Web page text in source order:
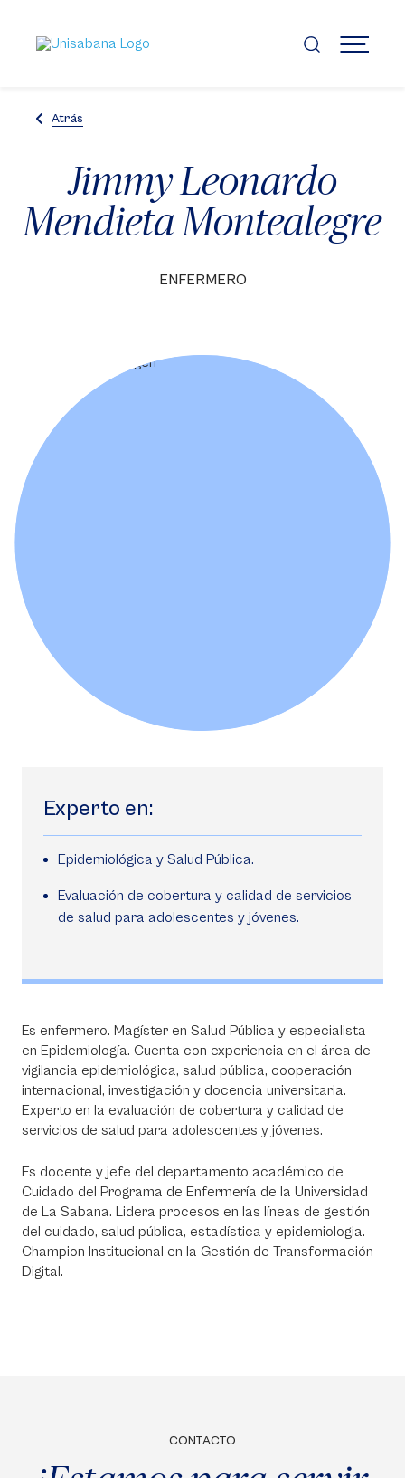
contenido
principal
MENÚ
Atrás
Jimmy Leonardo
Mendieta Montealegre
ENFERMERO
Experto en:
Epidemiológica y Salud Pública.
Evaluación de cobertura y calidad de servicios
de salud para adolescentes y jóvenes.
Es enfermero. Magíster en Salud Pública y especialista
en Epidemiología. Cuenta con experiencia en el área de
vigilancia epidemiológica, salud pública, cooperación
internacional, investigación y docencia universitaria.
Experto en la evaluación de cobertura y calidad de
servicios de salud para adolescentes y jóvenes.
Es docente y jefe del departamento académico de
Cuidado del Programa de Enfermería de la Universidad
de La Sabana. Lidera procesos en las líneas de gestión
del cuidado, salud pública, estadística y epidemiologia.
Champion Institucional en la Gestión de Transformación
Digital.
CONTACTO